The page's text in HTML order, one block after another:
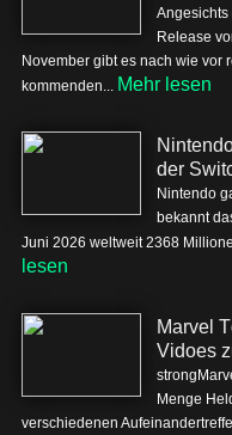
Angesichts
Release
November gibt es nach wie vor
kommenden... Mehr lesen
der
Nintendo
bekannt
Juni 2026 weltweit 2368
lesen
Marvel
Vidoes
Menge
verschiedenen